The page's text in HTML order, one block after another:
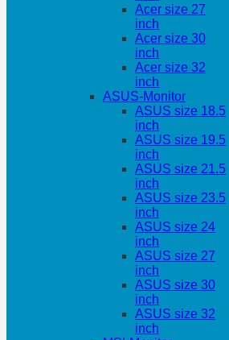
Acer size 27
inch
Acer size 30
inch
Acer size 32
inch
ASUS-Monitor
ASUS size 18.5
inch
ASUS size 19.5
inch
ASUS size 21.5
inch
ASUS size 23.5
inch
ASUS size 24
inch
ASUS size 27
inch
ASUS size 30
inch
ASUS size 32
inch